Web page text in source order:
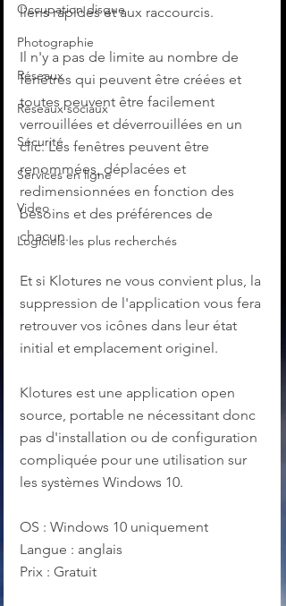
Occupation disque
Photographie
Réseaux
Réseaux sociaux
Sécurité
Services en ligne
Video
Logiciels les plus recherchés
liens rapides et aux raccourcis.
Il n'y a pas de limite au nombre de
fenêtres qui peuvent être créées et
toutes peuvent être facilement
verrouillées et déverrouillées en un
clic. Les fenêtres peuvent être
renommées, déplacées et
redimensionnées en fonction des
besoins et des préférences de
chacun.
Et si Klotures ne vous convient plus, la
suppression de l'application vous fera
retrouver vos icônes dans leur état
initial et emplacement originel.
Klotures est une application open
source, portable ne nécessitant donc
pas d'installation ou de configuration
compliquée pour une utilisation sur
les systèmes Windows 10.
OS : Windows 10 uniquement
Langue : anglais
Prix : Gratuit